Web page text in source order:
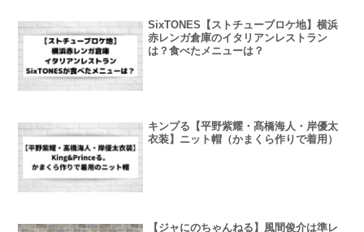
SixTONES【ストチューブロケ地】横浜
赤レンガ倉庫のイタリアンレストラン
は？食べたメニューは？
キンプる【平野紫耀・髙橋海人・岸優太
衣装】ニット帽（かまくら作りで着用）
【ジャにのちゃんねる】風間俊介は準レ